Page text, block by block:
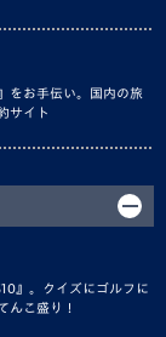
をお手伝い。国内の旅
サイト
』。クイズにゴルフに
んこ盛り！